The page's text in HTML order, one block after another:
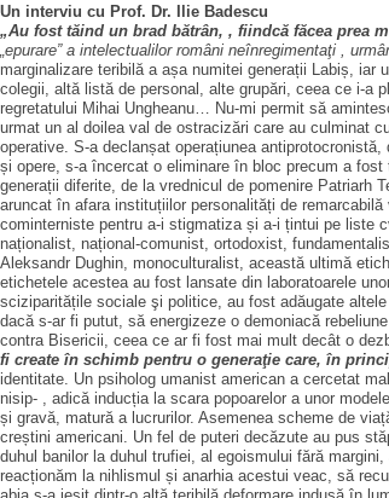
Un interviu cu Prof. Dr. Ilie Badescu
„Au fost tăind un brad bătrân, , fiindcă făcea prea
„epurare” a intelectualilor români neînregimentaţi ,
marginalizare teribilă a așa numitei generații Labiș,
colegii, altă listă de personal, alte grupări, ceea ce i-a
regretatului Mihai Ungheanu… Nu-mi permit să
urmat un al doilea val de ostracizări care au culminat
operative. S-a declanșat operațiunea
și opere, s-a încercat o eliminare în bloc precum a fost
generații diferite, de la vrednicul de pomenire Patriarh
aruncat în afara instituțiilor personalități de
cominterniste pentru a-i stigmatiza și a-i țintui pe liste
naționalist, național-comunist, ortodoxist,
Aleksandr Dughin, monoculturalist, această ultimă
etichetele acestea au fost lansate din laboratoarele
sciziparitățile sociale şi politice, au fost adăugate
dacă s-ar fi putut, să energizeze o demoniacă
contra Bisericii, ceea ce ar fi fost mai mult decât o
fi create în schimb pentru o generaţie care, în
identitate. Un psiholog umanist american a cercetat
nisip- , adică inducția la scara popoarelor a unor
și gravă, matură a lucrurilor. Asemenea scheme de
creștini americani. Un fel de puteri decăzute au pus
duhul banilor la duhul trufiei, al egoismului fără
reacționăm la nihlismul și anarhia acestui veac, să